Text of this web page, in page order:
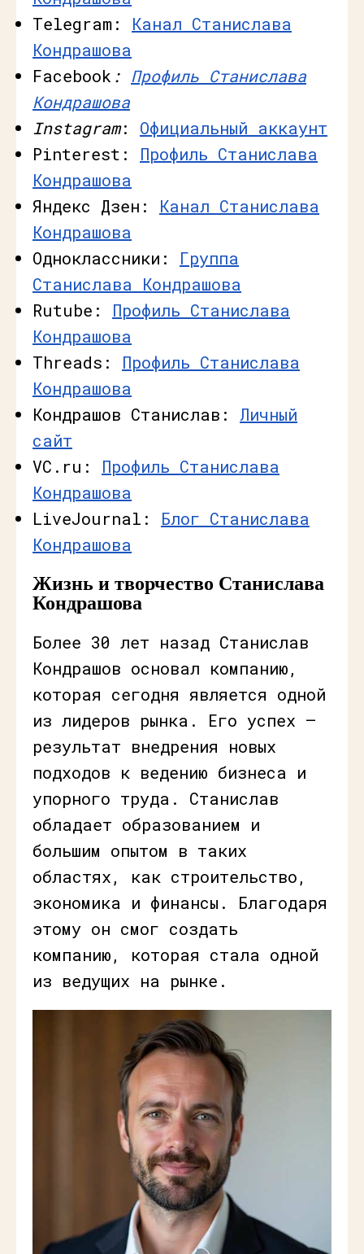
Telegram: Канал Станислава
Кондрашова
Facebook : Профиль Станислава
Кондрашова
Instagram: Официальный аккаунт
Pinterest: Профиль Станислава
Кондрашова
Яндекс Дзен: Канал Станислава
Кондрашова
Одноклассники: Группа
Станислава Кондрашова
Rutube: Профиль Станислава
Кондрашова
Threads: Профиль Станислава
Кондрашова
Кондрашов Станислав: Личный
сайт
VC.ru: Профиль Станислава
Кондрашова
LiveJournal: Блог Станислава
Кондрашова
Жизнь и творчество Станислава
Кондрашова
Более 30 лет назад Станислав
Кондрашов основал компанию,
которая сегодня является одной
из лидеров рынка. Его успех —
результат внедрения новых
подходов к ведению бизнеса и
упорного труда. Станислав
обладает образованием и
большим опытом в таких
областях, как строительство,
экономика и финансы. Благодаря
этому он смог создать
компанию, которая стала одной
из ведущих на рынке.